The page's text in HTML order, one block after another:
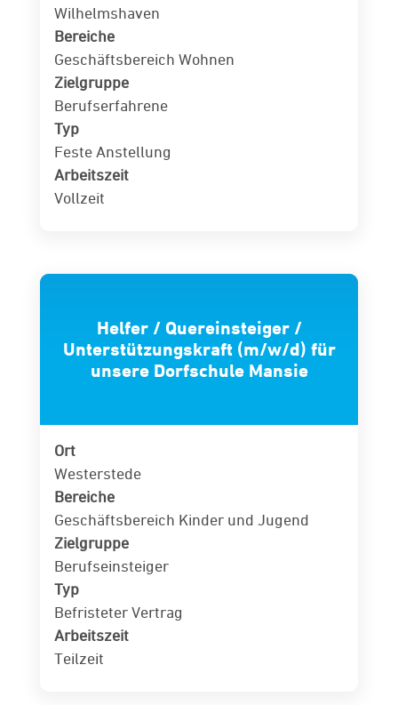
Wilhelmshaven
Bereiche
Geschäftsbereich Wohnen
Zielgruppe
Berufserfahrene
Typ
Feste Anstellung
Arbeitszeit
Vollzeit
Helfer / Quereinsteiger /
Unterstützungskraft (m/w/d) für
unsere Dorfschule Mansie
Ort
Westerstede
Bereiche
Geschäftsbereich Kinder und Jugend
Zielgruppe
Berufseinsteiger
Typ
Befristeter Vertrag
Arbeitszeit
Teilzeit